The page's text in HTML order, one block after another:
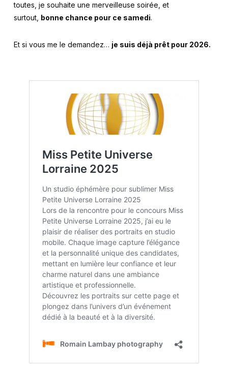
toutes, je souhaite une merveilleuse soirée, et
surtout, bonne chance pour ce samedi.
Et si vous me le demandez… je suis déjà prêt pour 2026.